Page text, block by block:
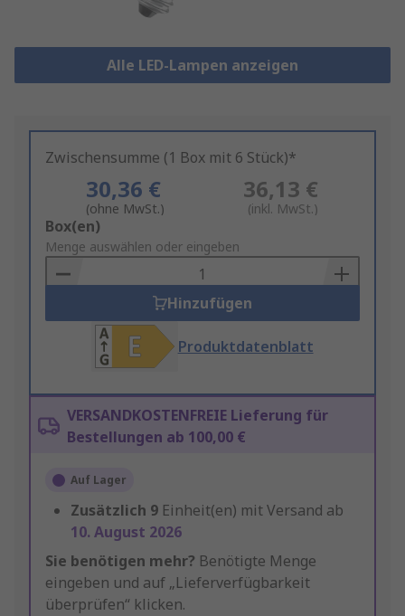
Alle LED-Lampen anzeigen
Zwischensumme (1 Box mit 6 Stück)*
30,36 €
(ohne MwSt.)
36,13 €
(inkl. MwSt.)
Add
to
Basket
Box(en)
Menge auswählen oder eingeben
Hinzufügen
Produktdatenblatt
VERSANDKOSTENFREIE Lieferung für
Bestellungen ab 100,00 €
Auf Lager
Zusätzlich 9 Einheit(en) mit Versand ab
10. August 2026
Sie benötigen mehr? Benötigte Menge
eingeben und auf „Lieferverfügbarkeit
überprüfen“ klicken.